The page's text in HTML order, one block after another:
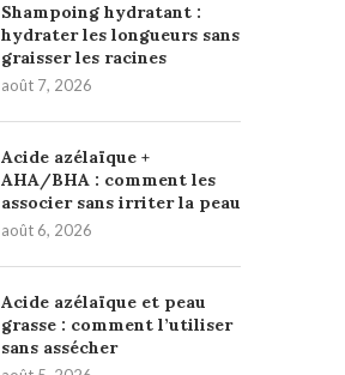
Shampoing hydratant :
hydrater les longueurs sans
graisser les racines
août 7, 2026
Acide azélaïque +
AHA/BHA : comment les
associer sans irriter la peau
août 6, 2026
Acide azélaïque et peau
grasse : comment l’utiliser
sans assécher